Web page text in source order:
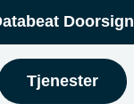
Doorsign
Tjenester